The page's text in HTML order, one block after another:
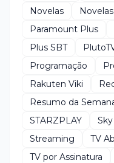
Novelas
Paramount Plus
Plus SBT
Programação
Rakuten Viki
Resumo da
STARZPLAY
Sky
Streaming
TV
TV por Assinatura